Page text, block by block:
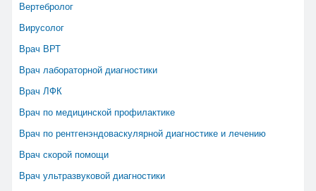
Вертебролог
Вирусолог
Врач ВРТ
Врач лабораторной диагностики
Врач ЛФК
Врач по медицинской профилактике
Врач по рентгенэндоваскулярной диагностике и лечению
Врач скорой помощи
Врач ультразвуковой диагностики